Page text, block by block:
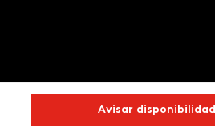
Avisar disponibilidad